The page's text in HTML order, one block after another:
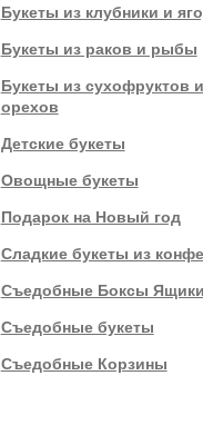
Букеты из клубники и
Букеты из раков и рыбы
Букеты из сухофруктов и
орехов
Детские букеты
Овощные букеты
Подарок на Новый год
Сладкие букеты из
Съедобные Боксы Ящики
Съедобные букеты
Съедобные Корзины